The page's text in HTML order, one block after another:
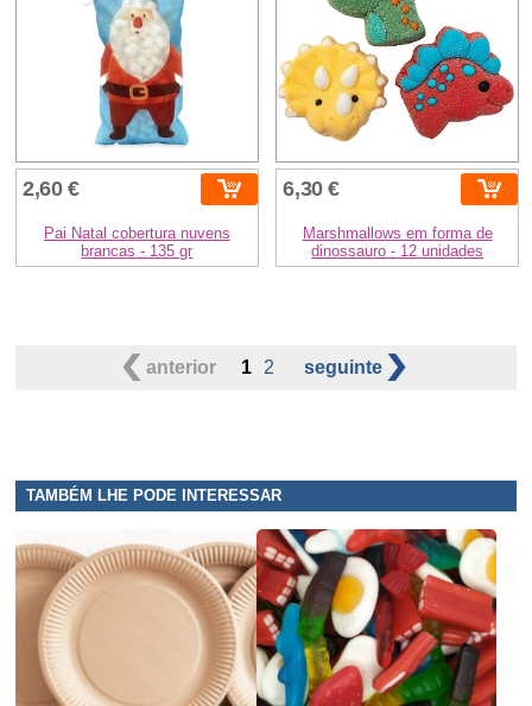
2,60 €
Pai Natal cobertura nuvens
brancas - 135 gr
6,30 €
Marshmallows em forma de
dinossauro - 12 unidades
anterior 1 2 seguinte
TAMBÉM LHE PODE INTERESSAR